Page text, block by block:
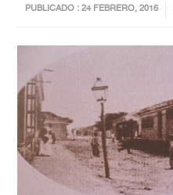
PUBLICADO : 24 FEBRERO, 2016